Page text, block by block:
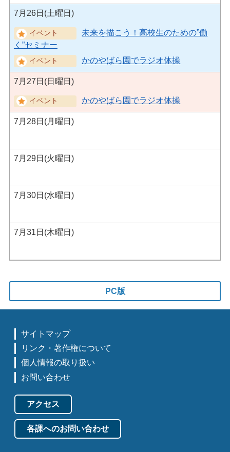
7月26日(土曜日)
未来を描こう！高校生のための”働
く”セミナー
かのやばら園でラジオ体操
7月27日(日曜日)
かのやばら園でラジオ体操
7月28日(月曜日)
7月29日(火曜日)
7月30日(水曜日)
7月31日(木曜日)
PC版
サイトマップ
リンク・著作権について
個人情報の取り扱い
お問い合わせ
アクセス
各課へのお問い合わせ